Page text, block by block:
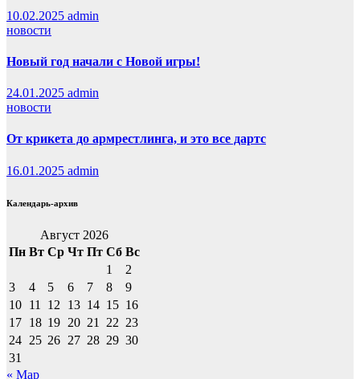
10.02.2025 admin
новости
Новый год начали с Новой игры!
24.01.2025 admin
новости
От крикета до армрестлинга, и это все дартс
16.01.2025 admin
Календарь-архив
Август 2026
Пн Вт Ср Чт Пт Сб Вс
1
2
3
4 5 6 7 8
9
10 11 12 13 14 15 16
17 18 19 20 21 22 23
24 25 26 27 28 29 30
31
« Мар